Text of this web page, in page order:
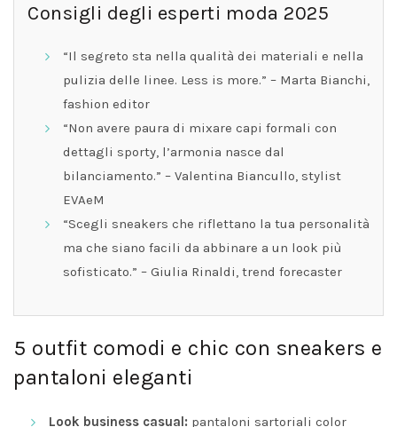
Consigli degli esperti moda 2025
“Il segreto sta nella qualità dei materiali e nella
pulizia delle linee. Less is more.” – Marta Bianchi,
fashion editor
“Non avere paura di mixare capi formali con
dettagli sporty, l’armonia nasce dal
bilanciamento.” – Valentina Biancullo, stylist
EVAeM
“Scegli sneakers che riflettano la tua personalità
ma che siano facili da abbinare a un look più
sofisticato.” – Giulia Rinaldi, trend forecaster
5 outfit comodi e chic con sneakers e
pantaloni eleganti
Look business casual: pantaloni sartoriali color